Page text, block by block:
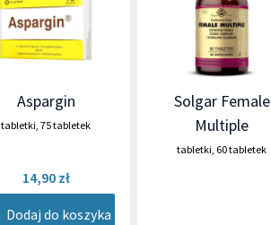
Aspargin
tabletki,75 tabletek
14,90 zł
Dodaj do koszyka
Solgar Female
Multiple
tabletki, 60 tabletek